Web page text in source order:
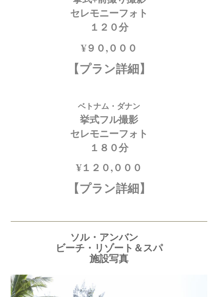
セレモニーフォト
１２０分
¥９０,０００
【プラン詳細】
ベトナム・ダナン
挙式フル撮影
セレモニーフォト
１８ ０分
¥１２０,０００
【プラン詳細】
ソル・アンバン
ビーチ・リゾート＆スパ
施設写真